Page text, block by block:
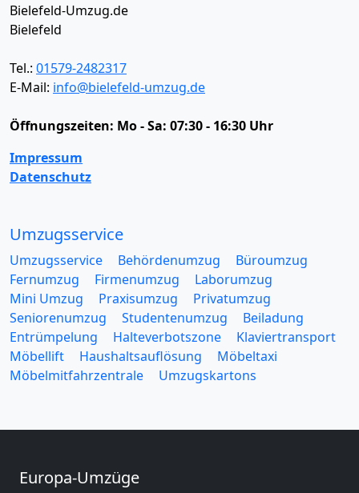
Bielefeld-Umzug.de
Bielefeld
Tel.: 01579-2482317
E-Mail: info@bielefeld-umzug.de
Öffnungszeiten: Mo - Sa: 07:30 - 16:30 Uhr
Impressum
Datenschutz
Umzugsservice
Umzugsservice Behördenumzug
Büroumzug
Fernumzug
Firmenumzug
Laborumzug
Mini Umzug
Praxisumzug
Privatumzug
Seniorenumzug
Studentenumzug
Beiladung
Entrümpelung
Halteverbotszone
Klaviertransport
Möbellift
Haushaltsauflösung
Möbeltaxi
Möbelmitfahrzentrale
Umzugskartons
Europa-Umzüge